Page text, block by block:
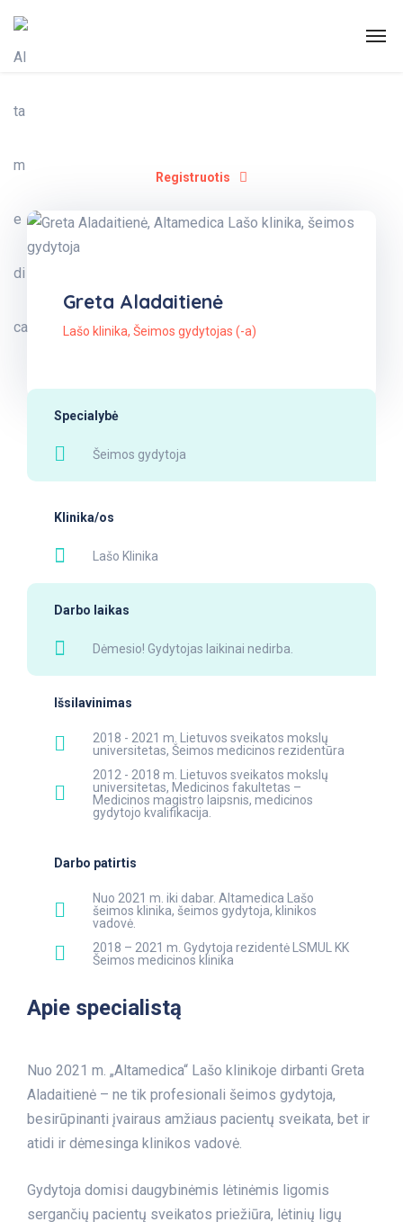
Registruotis
Greta Aladaitienė
Lašo klinika, Šeimos gydytojas (-a)
Specialybė
Šeimos gydytoja
Klinika/os
Lašo Klinika
Darbo laikas
Dėmesio! Gydytojas laikinai nedirba.
Išsilavinimas
2018 - 2021 m. Lietuvos sveikatos mokslų
universitetas, Šeimos medicinos rezidentūra
2012 - 2018 m. Lietuvos sveikatos mokslų
universitetas, Medicinos fakultetas –
Medicinos magistro laipsnis, medicinos
gydytojo kvalifikacija.
Darbo patirtis
Nuo 2021 m. iki dabar. Altamedica Lašo
šeimos klinika, šeimos gydytoja, klinikos
vadovė.
2018 – 2021 m. Gydytoja rezidentė LSMUL KK
Šeimos medicinos klinika
Apie specialistą
Nuo 2021 m. „Altamedica“ Lašo klinikoje dirbanti Greta
Aladaitienė – ne tik profesionali šeimos gydytoja,
besirūpinanti įvairaus amžiaus pacientų sveikata, bet ir
atidi ir dėmesinga klinikos vadovė.
Gydytoja domisi daugybinėmis lėtinėmis ligomis
sergančių pacientų sveikatos priežiūra, lėtinių ligų